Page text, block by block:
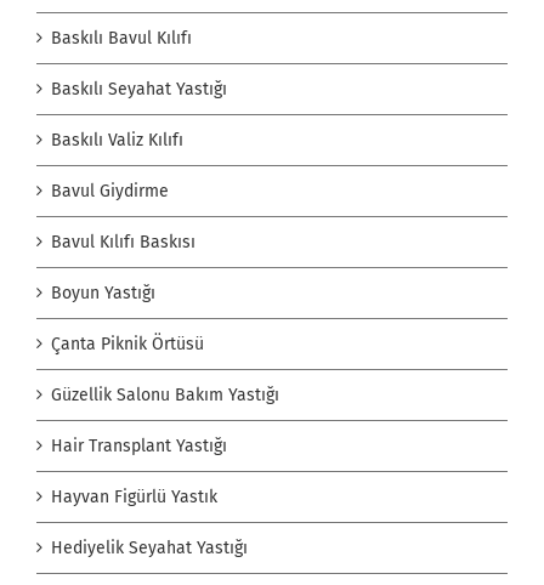
Baskılı Bavul Kılıfı
Baskılı Seyahat Yastığı
Baskılı Valiz Kılıfı
Bavul Giydirme
Bavul Kılıfı Baskısı
Boyun Yastığı
Çanta Piknik Örtüsü
Güzellik Salonu Bakım Yastığı
Hair Transplant Yastığı
Hayvan Figürlü Yastık
Hediyelik Seyahat Yastığı